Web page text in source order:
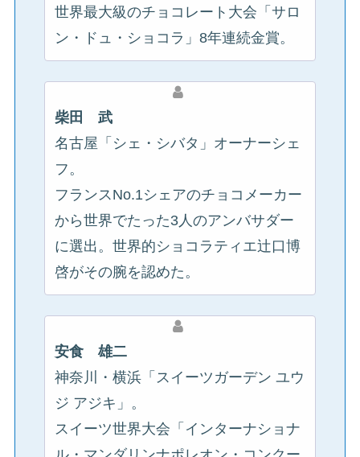
世界最大級のチョコレート大会「サロ
ン・ドュ・ショコラ」8年連続金賞。
柴田 武
名古屋「シェ・シバタ」オーナーシェ
フ。
フランスNo.1シェアのチョコメーカー
から世界でたった3人のアンバサダー
に選出。世界的ショコラティエ辻口博
啓がその腕を認めた。
安食 雄二
神奈川・横浜「スイーツガーデン ユウ
ジ アジキ」。
スイーツ世界大会「インターナショナ